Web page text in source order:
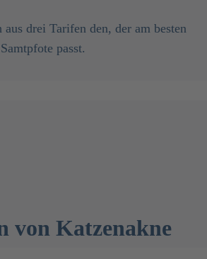
drei Tarifen den, der am besten
passt.
von Katzenakne